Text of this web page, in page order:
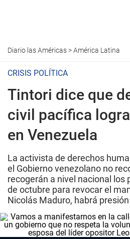
Diario las Américas>América Latina
CRISIS POLÍTICA
Tintori dice que
civil pacífica
en Venezuela
La activista de derechos
el Gobierno venezolano no
recogerán a nivel nacional los
de octubre para revocar el
Nicolás Maduro, habrá